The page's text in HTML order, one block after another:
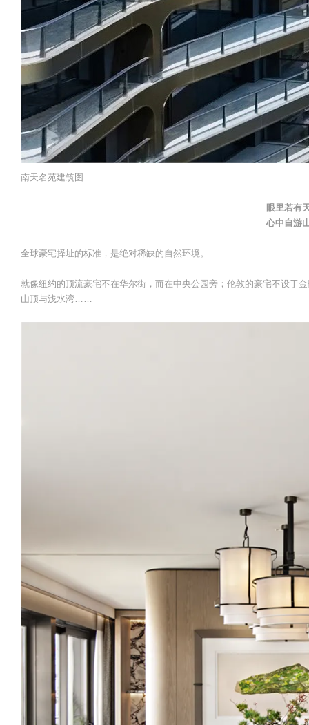
南天名苑建筑图
眼里若有
心中自游
全球豪宅择址的标准，是绝对稀缺的自然环境。
就像纽约的顶流豪宅不在华尔街，而在中央公园旁；伦敦的豪宅不设于
山顶与浅水湾……